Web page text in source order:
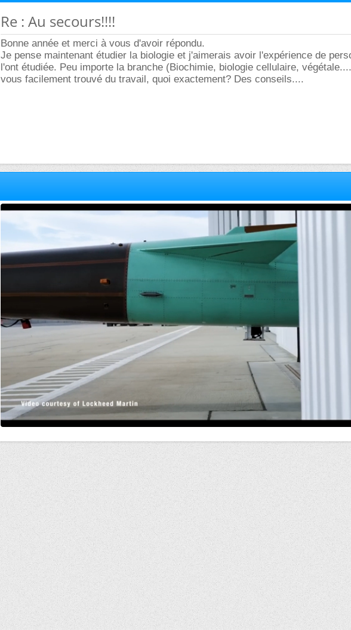
Re : Au secours!!!!
Bonne année et merci à vous d'avoir répondu.
Je pense maintenant étudier la biologie et j'aimerais avoir l'expérience de
l'ont étudiée. Peu importe la branche (Biochimie, biologie cellulaire,
vous facilement trouvé du travail, quoi exactement? Des conseils....